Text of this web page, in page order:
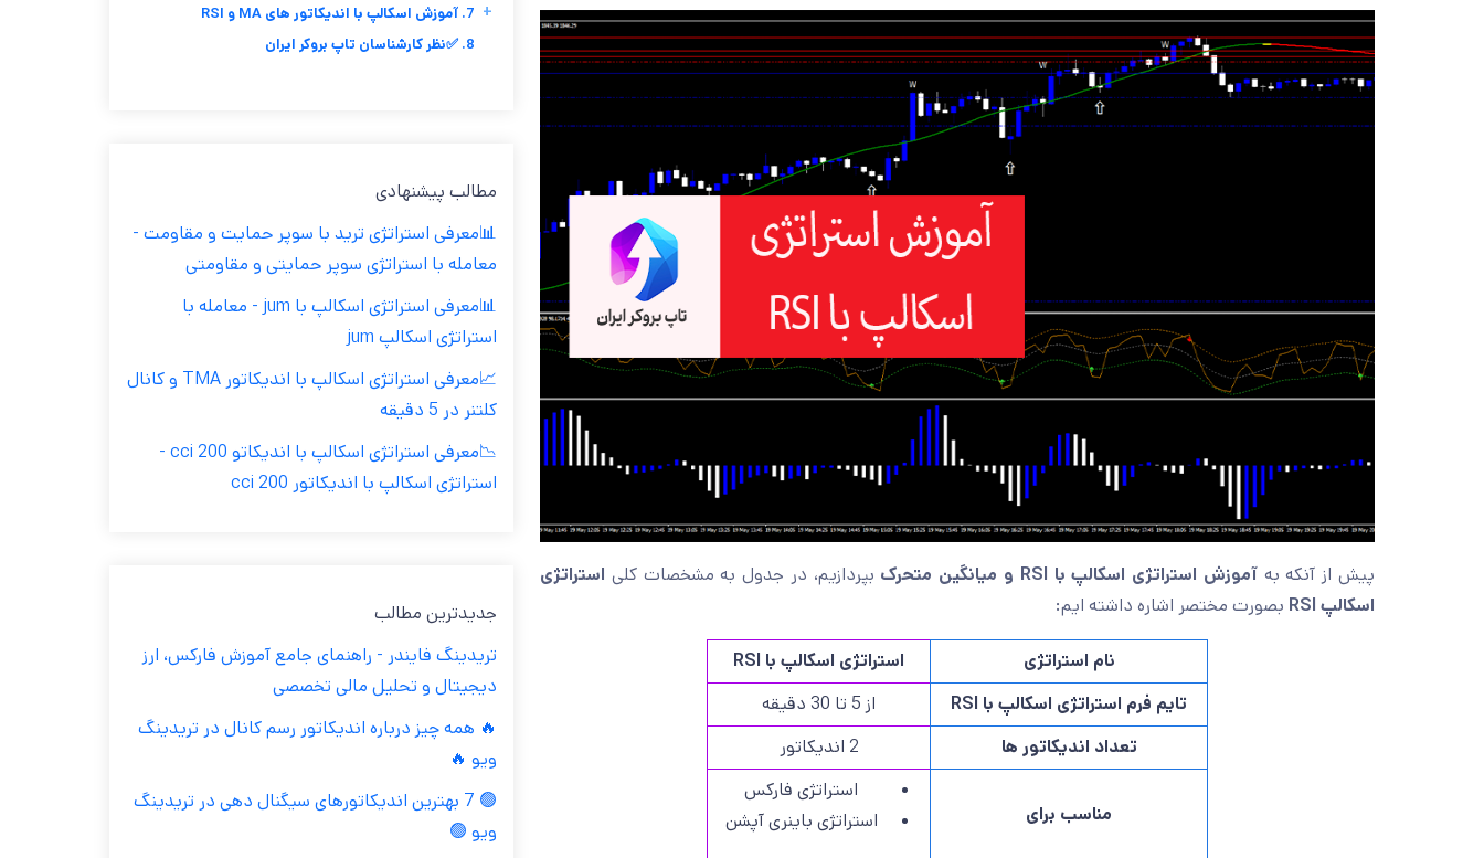
پیش از آنکه بهآموزش استراتژی اسکالپ با RSI و میانگین متحرک بپردازیم، در جدول به مشخصات کلی استراتژی
اسکالپ RSI
بصورت مختصر اشاره داشته ایم:
نام استراتژی
استراتژی اسکالپ با RSI
تایم فرم استراتژی اسکالپ با RSI
از 5 تا 30 دقیقه
تعداد اندیکاتور ها
2 اندیکاتور
مناسب برای
استراتژی فارکس
استراتژی باینری آپشن
7. آموزش اسکالپ با اندیکاتور های MA و RSI +
8. ✅نظر کارشناسان تاپ بروکر ایران
مطالب پیشنهادی
📊معرفی استراتژی ترید با سوپر حمایت و مقاومت -
معامله با استراتژی سوپر حمایتی و مقاومتی
📊معرفی استراتژی اسکالپ با jum - معامله با
استراتژی اسکالپ jum
📈معرفی استراتژی اسکالپ با اندیکاتور TMA و کانال
کلتنر در 5 دقیقه
📉معرفی استراتژی اسکالپ با اندیکاتو cci 200 -
استراتژی اسکالپ با اندیکاتور cci 200
جدیدترین مطالب
تریدینگ فایندر - راهنمای جامع آموزش فارکس، ارز
دیجیتال و تحلیل مالی تخصصی
🔥 همه چیز درباره اندیکاتور رسم کانال در تریدینگ
ویو 🔥
🟢 7 بهترین اندیکاتورهای سیگنال دهی در تریدینگ
ویو 🟢